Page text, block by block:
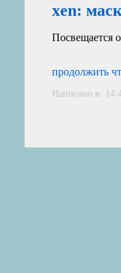
xen:
Посвещается
продолжить
Написано в: